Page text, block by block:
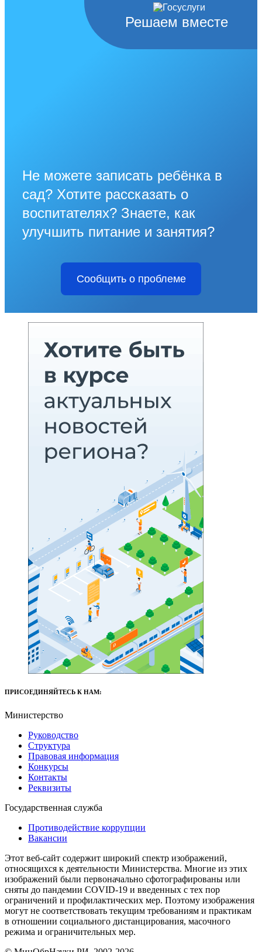
Решаем вместе
Не можете записать ребёнка в
сад? Хотите рассказать о
воспитателях? Знаете, как
улучшить питание и занятия?
Сообщить о проблеме
ПРИСОЕДИНЯЙТЕСЬ К НАМ:
Министерство
Руководство
Структура
Правовая информация
Конкурсы
Контакты
Реквизиты
Государственная служба
Противодействие коррупции
Вакансии
Этот веб-сайт содержит широкий спектр изображений,
относящихся к деятельности Министерства. Многие из этих
изображений были первоначально сфотографированы или
сняты до пандемии COVID-19 и введенных с тех пор
ограничений и профилактических мер. Поэтому изображения
могут не соответствовать текущим требованиям и практикам
в отношении социального дистанцирования, масочного
режима и ограничительных мер.